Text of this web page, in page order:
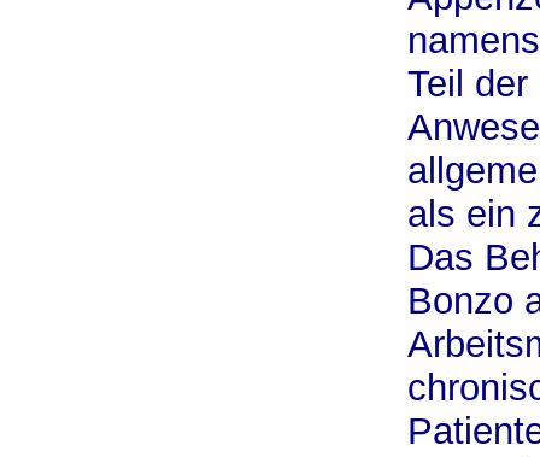
Teil
als ein
Das
Bonzo